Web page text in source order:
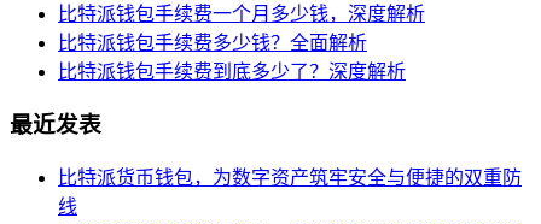
比特派钱包手续费一个月多少钱，深度解析
比特派钱包手续费多少钱？全面解析
比特派钱包手续费到底多少了？深度解析
最近发表
比特派货币钱包，为数字资产筑牢安全与便捷的双重防
线